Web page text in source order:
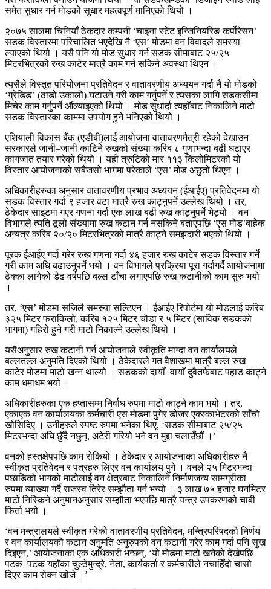
समेत सुधार गर्न मोडको सुधार महत्वपूर्ण मानिएको थियो ।
२०७५ सालमा चिनियाँ ठेकदार कम्पनी ‘चाइना स्टेट इन्जिनियरिङ कर्पोरेसन’
सडक विस्तारमा परिचालित भएदेखि नै ‘एस’ मोडमा वन विवादले समस्या
ल्याएको थियो । यसै पनि यो मोड सुधार गर्न सडक सीमाबाट २५/२५
मिटरभित्रको रुख काटेर मात्रै काम गर्न सकिने अवस्था थिएन ।
त्यसैले विस्तृत परियोजना प्रतिवेदन र वातावरणीय अध्ययन गर्दा नै यो मोडको
‘ग्रेडिङ’ (ठाडो उकालो) घटाउने गरी काम गर्नुपर्ने र त्यसका लागि सडकसीमा
मिचेर काम गर्नुपर्ने औंल्याइएको थियो । मोड सुधार्दा त्यहाँबाट निकालिने माटो
सडक विस्तारका काममा उपयोग हुने भनिएको थियो ।
एशियाली विकास बैंक (एडीबी)लाई आयोजना वातावरणमैत्री रहेको देखाउन
सरकारले जानी–जानी काटिने रुखको संख्या करिब ८ गुणाभन्दा बढी घटाएर
कागजात तयार गरेको थियो । यही त्रुटिको मार ११३ किलोमिटरको यो
विस्तार आयोजनाको सबैजसो भागमा परेकाले ‘एस’ मोड अछुतो थिएन ।
अधिकारीहरुका अनुसार वातावरणीय प्रभाव अध्ययन (ईआईए) प्रतिवेदनमा यो
सडक विस्तार गर्दा ९ हजार वटा मात्रै रुख काट्नुपर्ने उल्लेख थियो । तर,
ठेकेदार साइटमा गएर गणना गर्दा एक लाख बढी रुख काट्नुपर्ने भेट्यो । वन
विभागले त्यति ठूलो संख्यामा रुख कटान गर्न नसकिने बताएपछि ‘एस मोड’बाहेक
अन्यत्र करिब २०/२० मिटरभित्रको मात्रै काट्ने समझदारी भएको थियो ।
पूरक ईआईए गर्दा गरेर रुख गणना गर्दा ४६ हजार रुख काटेर सडक विस्तार गर्ने
गरी काम अघि बढाउनुपर्ने भयो । वन विभागले प्रक्रिया पूरा गर्दागर्दै आयोजनामा
ठेक्का लागेको डेढ वर्षपछि बल्ल टाँचा लगाएपछि रुख कटानीको काम सुरु भयो
।
तर, ‘एस’ मोडमा सजिलै समस्या सल्टिएन । ईआईए रिपोर्टमा यो मोडलाई करिब
३२५ मिटर फराकिलो, करिब १२५ मिटर चौडा र ५ मिटर (साविक सडकको
भागमा) गहिरो हुने गरी माटो निकाल्ने उल्लेख थियो ।
यसैअनुसार रुख कटानी गर्न आयोजनाले स्वीकृति माग्दा वन कार्यालयले
बल्लतल्ल अनुमति दिएको थियो । ठेकेदारले गत वैशाखमा मात्रै बल्ल रुख
काटेर मोडमा माटो खन्न थाल्यो । सडकको दायाँ–वायाँ दुवैतर्फबाट पहाड काट्ने
काम धमाधम भयो ।
अधिकारीहरुका एक हप्तासम्म निर्वाध रुपमा माटो काट्ने काम भयो । तर,
एकाएक वन कार्यालयका कर्मचारी एस मोडमा पुगेर डोजर एक्स्काभेटरको साँचो
खोसिदिए । उनीहरुले स्पष्ट रुपमा भनेका थिए, ‘सडक सीमाबाट २५/२५
मिटरभन्दा अघि छुँदै नछुनू, अटेरी गरियो भने वन मुद्दा चलाउँछौं ।’
वनको हस्तक्षेपपछि काम रोकियो । ठेकेदार र आयोजनाका अधिकारीहरु नै
स्वीकृत प्रतिवेदन र पत्रहरु लिएर वन कार्यालय पुगे । वनले २५ मिटरभन्दा
पछाडिको भागको माटोलाई वन क्षेत्रबाट निकालिने निर्माणजन्य सामग्रीका
रुपमा व्याख्या गर्दै राजस्व तिरेर सम्झौता गर्न भन्यो । ३ लाख ७५ हजार घनमिटर
माटो निस्किने अनुमानअनुसार सम्झौता भएपछि मात्रै यन्त्र उपकरणको चाबी
फिर्ता भयो ।
‘वन मन्त्रालयले स्वीकृत गरेको वातावरणीय प्रतिवेदन, मन्त्रिपरिषदको निर्णय
र वन कार्यालयको कटान अनुमति अनुरुपको वन कटानी गरेर काम गर्दा पनि सुख
दिइएन,’ आयोजनाका एक अधिकारी भन्छन्, ‘यो मोडमा माटो खनेको देखेपछि
पटक–पटक यहाँका चुल्ठेमुन्द्रे, नेता, कार्यकर्ता र कर्मचारीले नचाहिँदो चासो
दिएर काम रोक्न खोजे ।’